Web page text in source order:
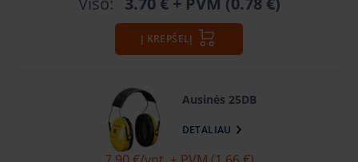
Į KREPŠELĮ
Ausinės 25DB
DETALIAU